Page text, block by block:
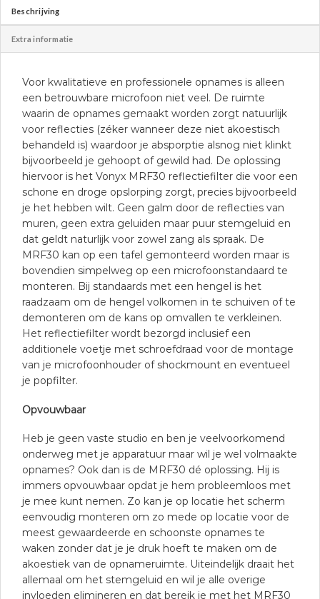
Beschrijving
Extra informatie
Voor kwalitatieve en professionele opnames is alleen
een betrouwbare microfoon niet veel. De ruimte
waarin de opnames gemaakt worden zorgt natuurlijk
voor reflecties (zéker wanneer deze niet akoestisch
behandeld is) waardoor je absporptie alsnog niet klinkt
bijvoorbeeld je gehoopt of gewild had. De oplossing
hiervoor is het Vonyx MRF30 reflectiefilter die voor een
schone en droge opslorping zorgt, precies bijvoorbeeld
je het hebben wilt. Geen galm door de reflecties van
muren, geen extra geluiden maar puur stemgeluid en
dat geldt naturlijk voor zowel zang als spraak. De
MRF30 kan op een tafel gemonteerd worden maar is
bovendien simpelweg op een microfoonstandaard te
monteren. Bij standaards met een hengel is het
raadzaam om de hengel volkomen in te schuiven of te
demonteren om de kans op omvallen te verkleinen.
Het reflectiefilter wordt bezorgd inclusief een
additionele voetje met schroefdraad voor de montage
van je microfoonhouder of shockmount en eventueel
je popfilter.
Opvouwbaar
Heb je geen vaste studio en ben je veelvoorkomend
onderweg met je apparatuur maar wil je wel volmaakte
opnames? Ook dan is de MRF30 dé oplossing. Hij is
immers opvouwbaar opdat je hem probleemloos met
je mee kunt nemen. Zo kan je op locatie het scherm
eenvoudig monteren om zo mede op locatie voor de
meest gewaardeerde en schoonste opnames te
waken zonder dat je je druk hoeft te maken om de
akoestiek van de opnameruimte. Uiteindelijk draait het
allemaal om het stemgeluid en wil je alle overige
invloeden elimineren en dat bereik je met het MRF30